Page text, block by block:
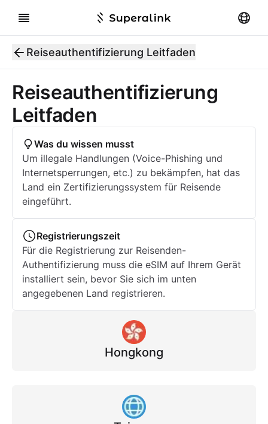
Reiseauthentifizierung Leitfaden
Reiseauthentifizierung
Leitfaden
Was du wissen musst
Um illegale Handlungen (Voice-Phishing und
Internetsperrungen, etc.) zu bekämpfen, hat das
Land ein Zertifizierungssystem für Reisende
eingeführt.
Registrierungszeit
Für die Registrierung zur Reisenden-
Authentifizierung muss die eSIM auf Ihrem Gerät
installiert sein, bevor Sie sich im unten
angegebenen Land registrieren.
Hongkong